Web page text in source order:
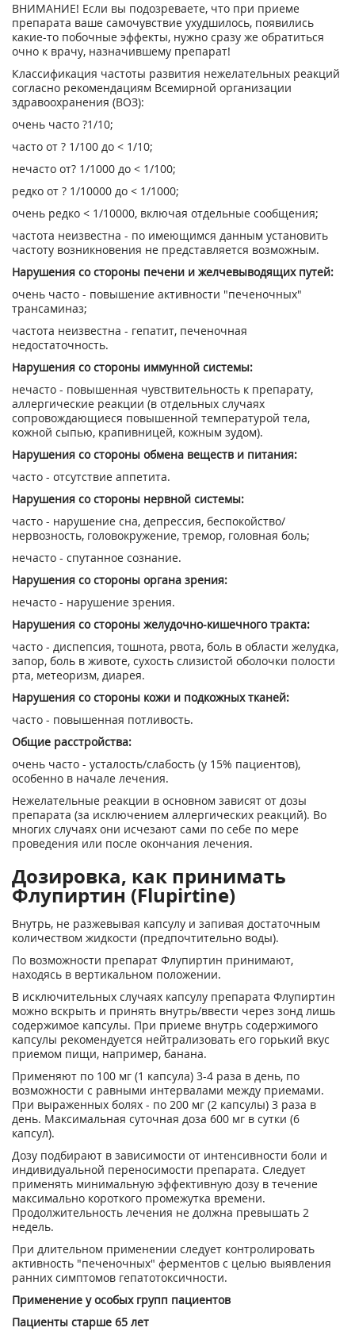
ВНИМАНИЕ! Если вы подозреваете, что при приеме
препарата ваше самочувствие ухудшилось, появились
какие-то побочные эффекты, нужно сразу же обратиться
очно к врачу, назначившему препарат!
Классификация частоты развития нежелательных реакций
согласно рекомендациям Всемирной организации
здравоохранения (ВОЗ):
очень часто ?1/10;
часто от ? 1/100 до < 1/10;
нечасто от? 1/1000 до < 1/100;
редко от ? 1/10000 до < 1/1000;
очень редко < 1/10000, включая отдельные сообщения;
частота неизвестна - по имеющимся данным установить
частоту возникновения не представляется возможным.
Нарушения со стороны печени и желчевыводящих путей:
очень часто - повышение активности "печеночных"
трансаминаз;
частота неизвестна - гепатит, печеночная
недостаточность.
Нарушения со стороны иммунной системы:
нечасто - повышенная чувствительность к препарату,
аллергические реакции (в отдельных случаях
сопровождающиеся повышенной температурой тела,
кожной сыпью, крапивницей, кожным зудом).
Нарушения со стороны обмена веществ и питания:
часто - отсутствие аппетита.
Нарушения со стороны нервной системы:
часто - нарушение сна, депрессия, беспокойство/
нервозность, головокружение, тремор, головная боль;
нечасто - спутанное сознание.
Нарушения со стороны органа зрения:
нечасто - нарушение зрения.
Нарушения со стороны желудочно-кишечного тракта:
часто - диспепсия, тошнота, рвота, боль в области желудка,
запор, боль в животе, сухость слизистой оболочки полости
рта, метеоризм, диарея.
Нарушения со стороны кожи и подкожных тканей:
часто - повышенная потливость.
Общие расстройства:
очень часто - усталость/слабость (у 15% пациентов),
особенно в начале лечения.
Нежелательные реакции в основном зависят от дозы
препарата (за исключением аллергических реакций). Во
многих случаях они исчезают сами по себе по мере
проведения или после окончания лечения.
Дозировка, как принимать
Флупиртин (Flupirtine)
Внутрь, не разжевывая капсулу и запивая достаточным
количеством жидкости (предпочтительно воды).
По возможности препарат Флупиртин принимают,
находясь в вертикальном положении.
В исключительных случаях капсулу препарата Флупиртин
можно вскрыть и принять внутрь/ввести через зонд лишь
содержимое капсулы. При приеме внутрь содержимого
капсулы рекомендуется нейтрализовать его горький вкус
приемом пищи, например, банана.
Применяют по 100 мг (1 капсула) 3-4 раза в день, по
возможности с равными интервалами между приемами.
При выраженных болях - по 200 мг (2 капсулы) 3 раза в
день. Максимальная суточная доза 600 мг в сутки (6
капсул).
Дозу подбирают в зависимости от интенсивности боли и
индивидуальной переносимости препарата. Следует
применять минимальную эффективную дозу в течение
максимально короткого промежутка времени.
Продолжительность лечения не должна превышать 2
недель.
При длительном применении следует контролировать
активность "печеночных" ферментов с целью выявления
ранних симптомов гепатотоксичности.
Применение у особых групп пациентов
Пациенты старше 65 лет